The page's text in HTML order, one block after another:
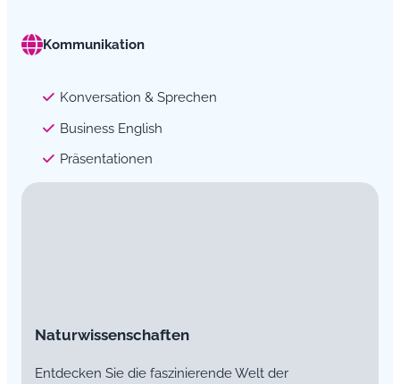
Kommunikation
Konversation & Sprechen
Business English
Präsentationen
Naturwissenschaften
Entdecken Sie die faszinierende Welt der